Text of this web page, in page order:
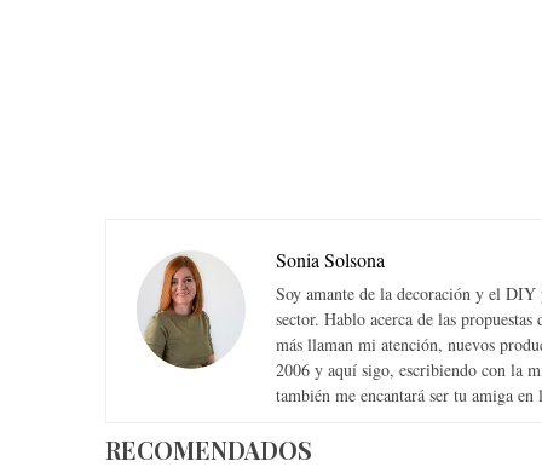
Sonia Solsona
Soy amante de la decoración y el DIY
sector. Hablo acerca de las
más llaman mi atención, nuevos
2006 y aquí sigo, escribiendo con la
también me encantará ser tu amiga en
RECOMENDADOS